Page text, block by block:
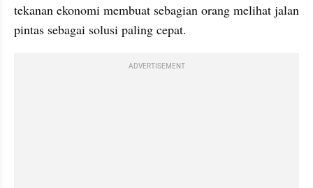
tekanan ekonomi membuat sebagian orang melihat jalan
pintas sebagai solusi paling cepat.
ADVERTISEMENT